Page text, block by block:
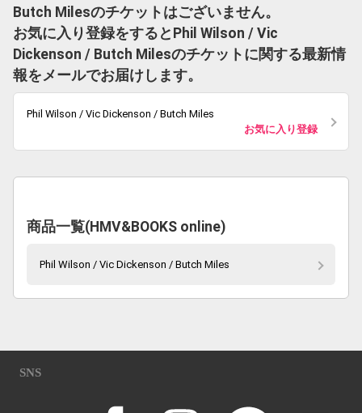
Butch Milesのチケットはございません。
お気に入り登録をするとPhil Wilson / Vic
Dickenson / Butch Milesのチケットに関する最新情
報をメールでお届けします。
Phil Wilson / Vic Dickenson / Butch Miles
お気に入り登録
商品一覧(HMV&BOOKS online)
Phil Wilson / Vic Dickenson / Butch Miles
SNS